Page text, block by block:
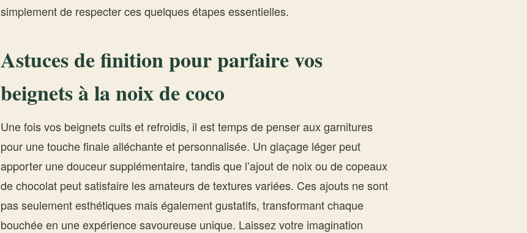
simplement de respecter ces quelques étapes essentielles.
Astuces de finition pour parfaire vos
beignets à la noix de coco
Une fois vos beignets cuits et refroidis, il est temps de penser aux garnitures
pour une touche finale alléchante et personnalisée. Un glaçage léger peut
apporter une douceur supplémentaire, tandis que l’ajout de noix ou de copeaux
de chocolat peut satisfaire les amateurs de textures variées. Ces ajouts ne sont
pas seulement esthétiques mais également gustatifs, transformant chaque
bouchée en une expérience savoureuse unique. Laissez votre imagination